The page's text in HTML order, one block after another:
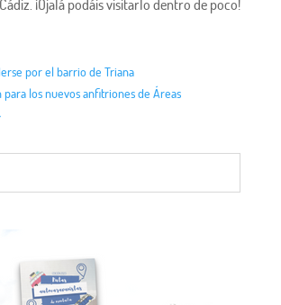
¡Ojalá podáis visitarlo dentro de poco!
por el barrio de Triana
para los nuevos anfitriones de Áreas